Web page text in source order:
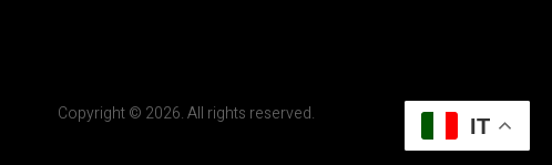
Copyright © 2026. All rights reserved.
IT